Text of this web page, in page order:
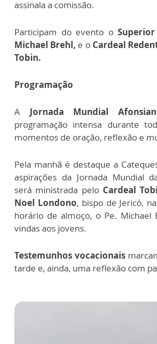
assinala a comissão.
Participam do evento o
Michael Brehl, e o Cardeal
Tobin.
Programação
A Jornada Mundial
programação intensa durante
momentos de oração, reflexão e
Pela manhã é destaque a
aspirações da Jornada Mundial
será ministrada pelo Cardeal
Noel Londono, bispo de Jericó,
horário de almoço, o Pe. Michael
vindas aos jovens.
Testemunhos vocacionais
tarde e, ainda, uma reflexão com